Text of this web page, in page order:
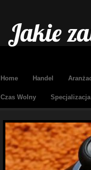
Jakie
Home Handel
Czas Wolny Specjalizacja